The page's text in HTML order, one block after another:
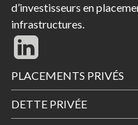
d’investisseurs en
infrastructures.
Footer
Menu
PLACEMENTS PRIVÉS
DETTE PRIVÉE